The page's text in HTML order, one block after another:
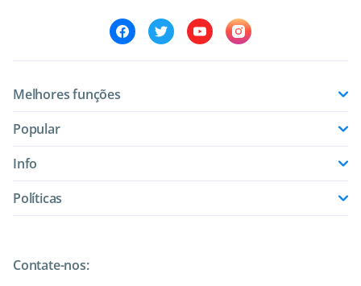
Melhores funções
Popular
Info
Políticas
Contate-nos: